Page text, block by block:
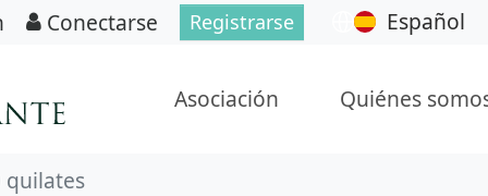
Conectarse Registrarse Español
Asociación Quiénes
quilates